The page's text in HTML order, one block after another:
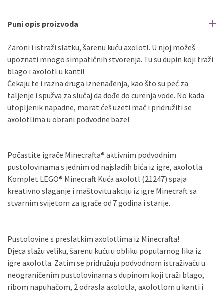
Puni opis proizvoda
Zaroni i istraži slatku, šarenu kuću axolotl. U njoj možeš
upoznati mnogo simpatičnih stvorenja. Tu su dupin koji traži
blago i axolotl u kanti!
Čekaju te i razna druga iznenađenja, kao što su peć za
taljenje i spužva za slučaj da dođe do curenja vode. No kada
utopljenik napadne, morat ćeš uzeti mač i pridružiti se
axolotlima u obrani podvodne baze!
Počastite igrače Minecrafta® aktivnim podvodnim
pustolovinama s jednim od najslađih bića iz igre, axolotla.
Komplet LEGO® Minecraft Kuća axolotl (21247) spaja
kreativno slaganje i maštovitu akciju iz igre Minecraft sa
stvarnim svijetom za igrače od 7 godina i starije.
Pustolovine s preslatkim axolotlima iz Minecrafta!
Djeca slažu veliku, šarenu kuću u obliku popularnog lika iz
igre axolotla. Zatim se pridružuju podvodnom istraživaču u
neograničenim pustolovinama s dupinom koji traži blago,
ribom napuhačom, 2 odrasla axolotla, axolotlom u kanti i